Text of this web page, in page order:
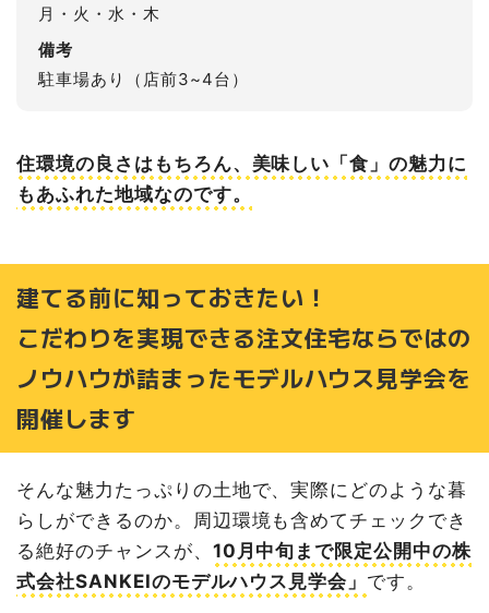
月・火・水・木
備考
駐車場あり（店前3~4台）
住環境の良さはもちろん、美味しい「食」の魅力に
もあふれた地域なのです。
建てる前に知っておきたい！
こだわりを実現できる注文住宅ならではの
ノウハウが詰まったモデルハウス見学会を
開催します
そんな魅力たっぷりの土地で、実際にどのような暮
らしができるのか。周辺環境も含めてチェックでき
る絶好のチャンスが、 10月中旬まで限定公開中の株
式会社SANKEIのモデルハウス見学会」 です。